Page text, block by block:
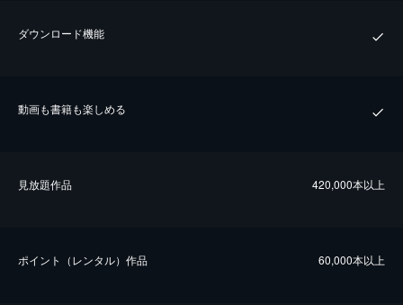
ダウンロード機能
動画も書籍も楽しめる
⾒放題作品 420,000本以上
ポイント（レンタル）作品 60,000本以上